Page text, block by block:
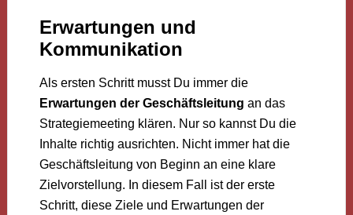
Erwartungen und
Kommunikation
Als ersten Schritt musst Du immer die
Erwartungen der Geschäftsleitung an das
Strategiemeeting klären. Nur so kannst Du die
Inhalte richtig ausrichten. Nicht immer hat die
Geschäftsleitung von Beginn an eine klare
Zielvorstellung. In diesem Fall ist der erste
Schritt, diese Ziele und Erwartungen der